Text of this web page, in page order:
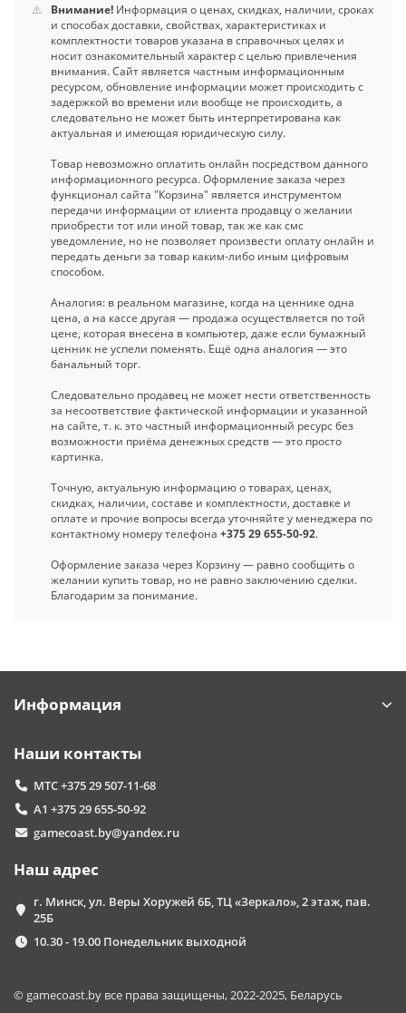
⚠️ Внимание! Информация о ценах, скидках, наличии, сроках
и способах доставки, свойствах, характеристиках и
комплектности товаров указана в справочных целях и
носит ознакомительный характер с целью привлечения
внимания. Сайт является частным информационным
ресурсом, обновление информации может происходить с
задержкой во времени или вообще не происходить, а
следовательно не может быть интерпретирована как
актуальная и имеющая юридическую силу.
Товар невозможно оплатить онлайн посредством данного
информационного ресурса. Оформление заказа через
функционал сайта "Корзина" является инструментом
передачи информации от клиента продавцу о желании
приобрести тот или иной товар, так же как смс
уведомление, но не позволяет произвести оплату онлайн и
передать деньги за товар каким-либо иным цифровым
способом.
Аналогия: в реальном магазине, когда на ценнике одна
цена, а на кассе другая — продажа осуществляется по той
цене, которая внесена в компьютер, даже если бумажный
ценник не успели поменять. Ещё одна аналогия — это
банальный торг.
Следовательно продавец не может нести ответственность
за несоответствие фактической информации и указанной
на сайте, т. к. это частный информационный ресурс без
возможности приёма денежных средств — это просто
картинка.
Точную, актуальную информацию о товарах, ценах,
скидках, наличии, составе и комплектности, доставке и
оплате и прочие вопросы всегда уточняйте у менеджера по
контактному номеру телефона +375 29 655-50-92.
Оформление заказа через Корзину — равно сообщить о
желании купить товар, но не равно заключению сделки.
Благодарим за понимание.
Информация
Наши контакты
МТС +375 29 507-11-68
А1 +375 29 655-50-92
gamecoast.by@yandex.ru
Наш адрес
г. Минск, ул. Веры Хоружей 6Б, ТЦ «Зеркало», 2 этаж, пав.
25Б
10.30 - 19.00 Понедельник выходной
© gamecoast.by все права защищены, 2022-2025, Беларусь